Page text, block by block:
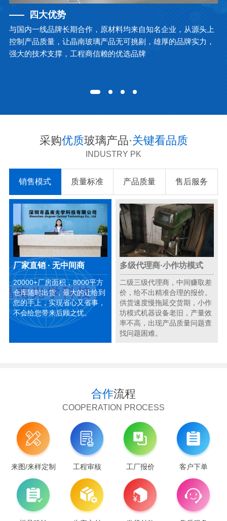
四大优势
与国内一线品牌长期合作，原材料均来自知名企业，从源头上
控制产品质量，让晶南玻璃产品无可挑剔，雄厚的品牌实力，
强大的技术支撑，工程商信赖的优选品牌
采购优质玻璃产品·关键看品质
INDUSTRY PK
销售模式 质量标准 产品质量 售后服务
厂家直销 · 无中间商
20000+厂房面积，8000平方
仓库随时出货，最大的让给到
您的手上，实现省心又省事，
不会给您带来后顾之忧。
多级代理商·小作坊模式
二级三级代理商，中间赚取差
价，给不出精准合理的报价。
供货速度慢拖延交货期，小作
坊模式机器设备老旧，产量效
率不高，出现产品质量问题查
找问题困难。
合作流程
COOPERATION PROCESS
来图/来样定制 工程审核 工厂报价 客户下单